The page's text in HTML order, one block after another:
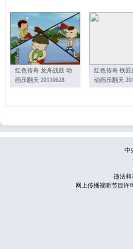
红色传奇 龙舟战鼓 动
画乐翻天 20110628
红色传奇 铁匠
动画乐翻天
中
违法和
网上传播视听节目许